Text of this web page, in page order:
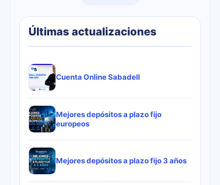
Últimas actualizaciones
Cuenta Online Sabadell
Mejores depósitos a plazo fijo
europeos
Mejores depósitos a plazo fijo 3 años